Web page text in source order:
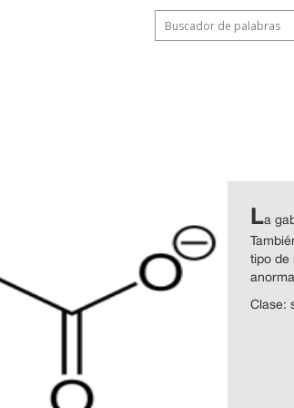
La
tipo de
Clase: